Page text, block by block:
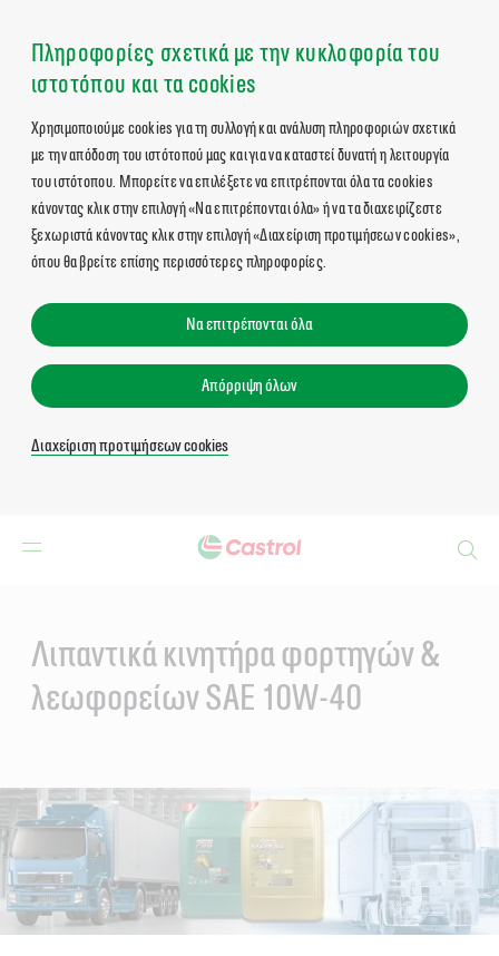
Πληροφορίες σχετικά με την κυκλοφορία του
ιστοτόπου και τα cookies
Χρησιμοποιούμε cookies για τη συλλογή και ανάλυση πληροφοριών σχετικά
με την απόδοση του ιστότοπού μας και για να καταστεί δυνατή η λειτουργία
του ιστότοπου. Μπορείτε να επιλέξετε να επιτρέπονται όλα τα cookies
κάνοντας κλικ στην επιλογή «Να επιτρέπονται όλα» ή να τα διαχειρίζεστε
ξεχωριστά κάνοντας κλικ στην επιλογή «Διαχείριση προτιμήσεων cookies»,
όπου θα βρείτε επίσης περισσότερες πληροφορίες.
Να επιτρέπονται όλα
Απόρριψη όλων
Διαχείριση προτιμήσεων cookies
Λιπαντικά κινητήρα φορτηγών &
λεωφορείων SAE 10W-40